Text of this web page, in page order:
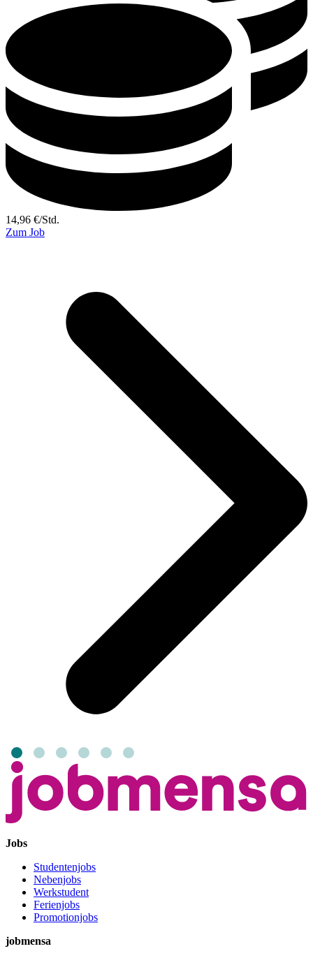
14,96 €/Std.
Zum Job
Jobs
Studentenjobs
Nebenjobs
Werkstudent
Ferienjobs
Promotionjobs
jobmensa